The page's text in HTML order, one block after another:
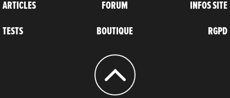
ARTICLES
TESTS
FORUM
BOUTIQUE
INFOS SITE
RGPD